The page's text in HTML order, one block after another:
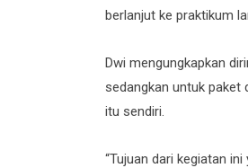
berlanjut ke praktikum
Dwi mengungkapkan
sedangkan untuk paket
itu sendiri.
“Tujuan dari kegiatan